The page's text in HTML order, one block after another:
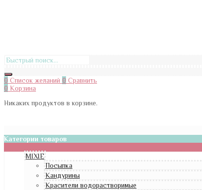
0 Список желаний 0 Сравнить
0 Корзина
Никаких продуктов в корзине.
Категории товаров
MIXIE
Посыпка
Кандурины
Красители водорастворимые